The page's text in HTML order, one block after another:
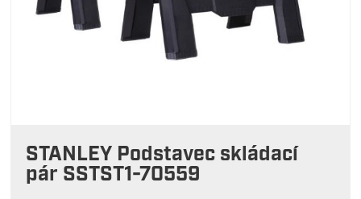
STANLEY Podstavec skládací
pár SSTST1-70559